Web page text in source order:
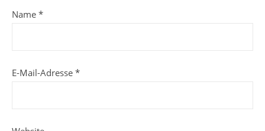
Name *
E-Mail-Adresse *